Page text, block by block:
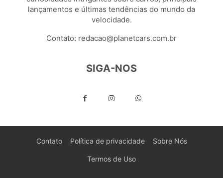
lançamentos e últimas tendências do mundo da
velocidade.
Contato: redacao@planetcars.com.br
SIGA-NOS
Contato Política de privacidade Sobre Nós
Termos de Uso